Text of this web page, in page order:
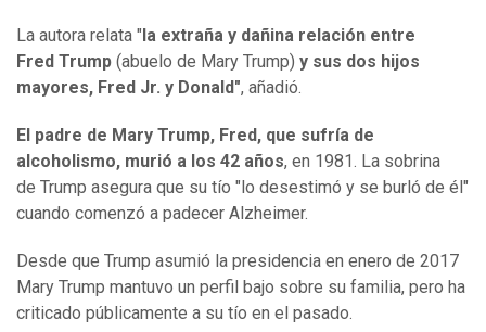
La autora relata " la extraña y dañina relación entre
Fred Trump (abuelo de Mary Trump) y sus dos hijos
mayores, Fred Jr. y Donald", añadió.
El padre de Mary Trump, Fred, que sufría de
alcoholismo, murió a los 42 años, en 1981. La sobrina
de Trump asegura que su tío "lo desestimó y se burló de él"
cuando comenzó a padecer Alzheimer.
Desde que Trump asumió la presidencia en enero de 2017
Mary Trump mantuvo un perfil bajo sobre su familia, pero ha
criticado públicamente a su tío en el pasado.